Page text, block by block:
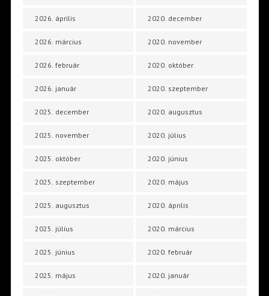
2026. április
2026. március
2026. február
2026. január
2025. december
2025. november
2025. október
2025. szeptember
2025. augusztus
2025. július
2025. június
2025. május
2020. december
2020. november
2020. október
2020. szeptember
2020. augusztus
2020. július
2020. június
2020. május
2020. április
2020. március
2020. február
2020. január